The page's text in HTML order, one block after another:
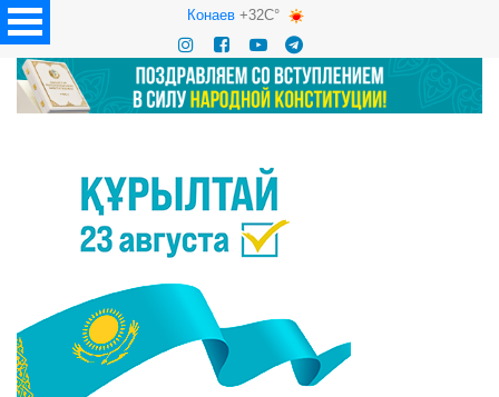
Конаев+32C°